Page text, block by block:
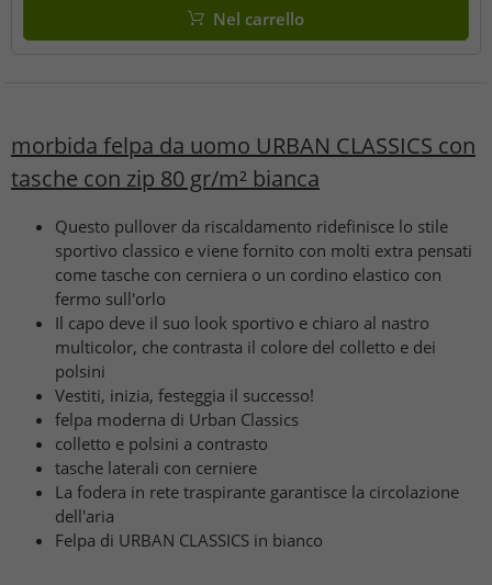
Nel carrello
morbida felpa da uomo URBAN CLASSICS con
tasche con zip 80 gr/m² bianca
Questo pullover da riscaldamento ridefinisce lo stile
sportivo classico e viene fornito con molti extra pensati
come tasche con cerniera o un cordino elastico con
fermo sull'orlo
Il capo deve il suo look sportivo e chiaro al nastro
multicolor, che contrasta il colore del colletto e dei
polsini
Vestiti, inizia, festeggia il successo!
felpa moderna di Urban Classics
colletto e polsini a contrasto
tasche laterali con cerniere
La fodera in rete traspirante garantisce la circolazione
dell'aria
Felpa di URBAN CLASSICS in bianco